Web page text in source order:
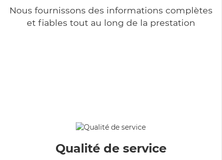
Nous fournissons des informations complètes
et fiables tout au long de la prestation
Qualité de service